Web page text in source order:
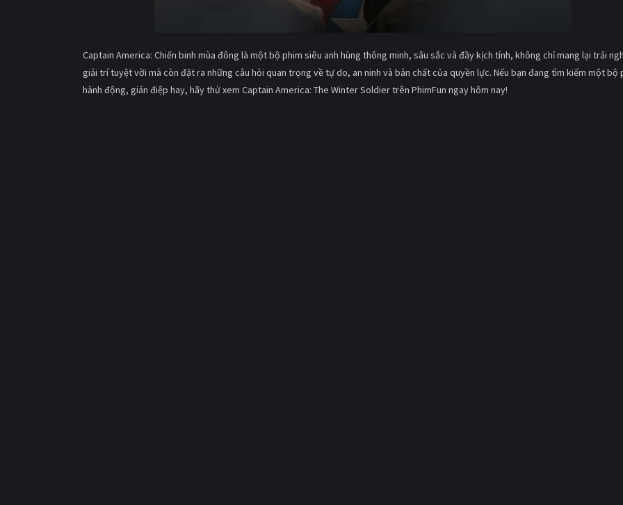
Captain America: Chiến binh mùa đông là một bộ phim siêu anh hùng thông minh, sâu sắc và đầy kịch tính, không chỉ mang lại trải
giải trí tuyệt vời mà còn đặt ra những câu hỏi quan trọng về tự do, an ninh và bản chất của quyền lực. Nếu bạn đang tìm kiếm một bộ
hành động, gián điệp hay, hãy thử xem Captain America: The Winter Soldier trên PhimFun ngay hôm nay!